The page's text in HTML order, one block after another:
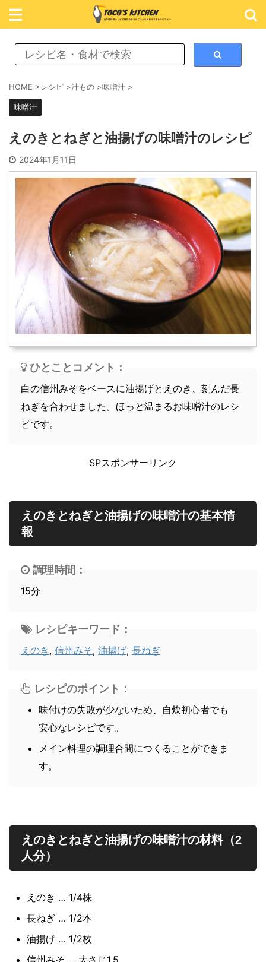
レシピ検索
ごはん
めん類
スイーツ
スープ
HOME >レシピ >汁もの >味噌汁 >
味噌汁
えのきとねぎと油揚げの味噌汁のレシピ
2024年1月11日
ひとことコメント：
白の信州みそをベースに油揚げとえのき、刻んだ長
ねぎを合わせました。ほっと温まるお味噌汁のレシ
ピです。
SPスポンサーリンク
えのきとねぎと油揚げの味噌汁の基本情
報
調理時間：
15分
レシピのポイント：
味付けの失敗が少ないため、自炊初心者でも
安心なレシピです。
メイン料理の調理合間につくることができま
す。
レシピキーワード：
えのき , 信州みそ, 油揚げ, 長ねぎ
えのきとねぎと油揚げの味噌汁の材料（2
人分）
えのき … 1/4株
長ねぎ … 1/2本
油揚げ … 1/2枚
信州みそ … 大さじ1.5